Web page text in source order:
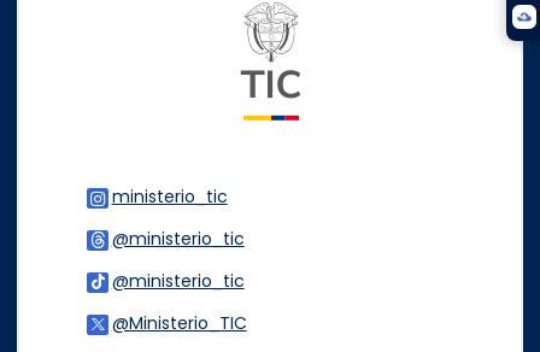
ministerio_tic
@ministerio_tic
@ministerio_tic
@Ministerio_TIC